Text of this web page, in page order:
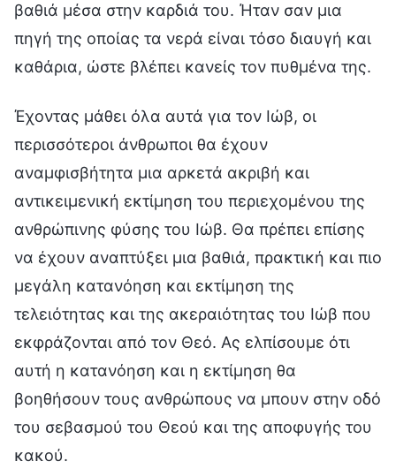
βαθιά μέσα στην καρδιά του. Ήταν σαν μια
πηγή της οποίας τα νερά είναι τόσο διαυγή και
καθάρια, ώστε βλέπει κανείς τον πυθμένα της.
Έχοντας μάθει όλα αυτά για τον Ιώβ, οι
περισσότεροι άνθρωποι θα έχουν
αναμφισβήτητα μια αρκετά ακριβή και
αντικειμενική εκτίμηση του περιεχομένου της
ανθρώπινης φύσης του Ιώβ. Θα πρέπει επίσης
να έχουν αναπτύξει μια βαθιά, πρακτική και πιο
μεγάλη κατανόηση και εκτίμηση της
τελειότητας και της ακεραιότητας του Ιώβ που
εκφράζονται από τον Θεό. Ας ελπίσουμε ότι
αυτή η κατανόηση και η εκτίμηση θα
βοηθήσουν τους ανθρώπους να μπουν στην οδό
του σεβασμού του Θεού και της αποφυγής του
κακού.